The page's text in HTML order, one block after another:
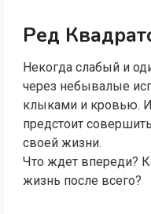
Ред
Некогда слабый и
через небывалые
клыками и кровью.
предстоит
своей жизни.
Что ждет впереди?
жизнь после всего?